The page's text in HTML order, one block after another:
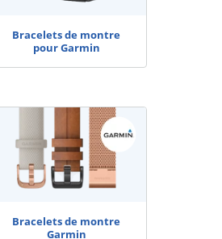
Bracelets de montre
pour Garmin
Bracelets de montre
Garmin